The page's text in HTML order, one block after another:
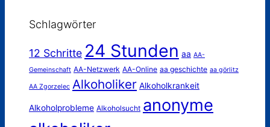
Schlagwörter
12 Schritte 24 Stunden aa AA-
Gemeinschaft AA-Netzwerk AA-Online aa geschichte aa görlitz
AA Zgorzelec Alkoholiker Alkoholkrankeit
Alkoholprobleme Alkoholsucht anonyme